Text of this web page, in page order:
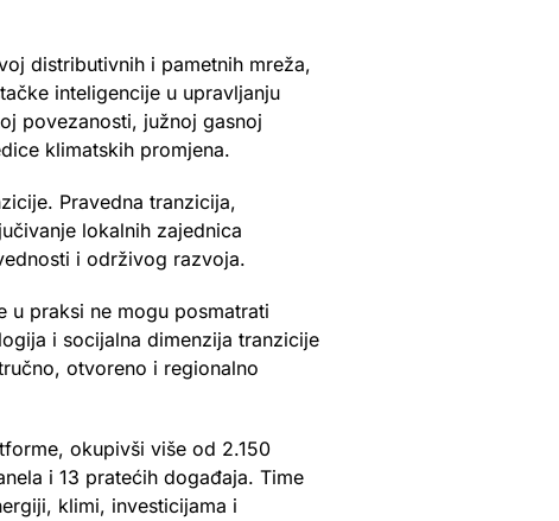
distributivnih i pametnih mreža,
inteligencije u upravljanju
povezanosti, južnoj gasnoj
klimatskih promjena.
Pravedna tranzicija,
lokalnih zajednica
i održivog razvoja.
u praksi ne mogu posmatrati
i socijalna dimenzija tranzicije
otvoreno i regionalno
okupivši više od 2.150
i 13 pratećih događaja. Time
klimi, investicijama i